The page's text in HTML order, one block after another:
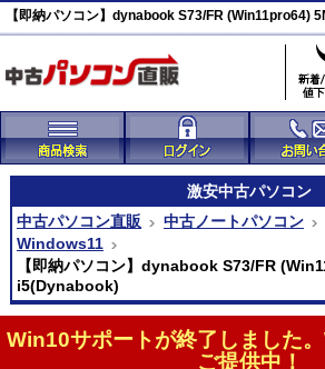
【即納パソコン】dynabook S73/FR
激安中古パソコン
中古パソコン直販
中古ノートパソコン
Windows11
【即納パソコン】dynabook S73/FR
i5(Dynabook)
Win10サポートが終了しました
ご提供中！